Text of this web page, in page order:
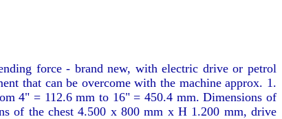
force - brand new, with electric drive or petrol
that can be overcome with the machine approx. 1.
4" = 112.6 mm to 16" = 450.4 mm. Dimensions of
of the chest 4.500 x 800 mm x H 1.200 mm, drive